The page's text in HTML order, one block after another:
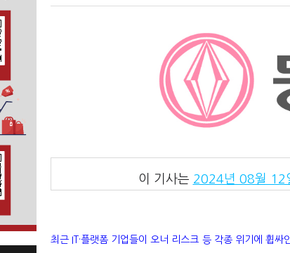
이 기사는 2024년 08월 12
최근 IT·플랫폼 기업들이 오너 리스크 등 각종 위기에 휩